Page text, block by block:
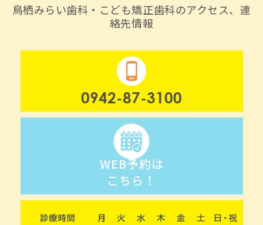
鳥栖みらい歯科・こども矯正歯科のアクセス、連
絡先情報
0942-87-3100
WEB予約は
こちら！